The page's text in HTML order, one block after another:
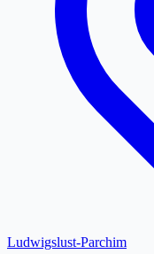
Ludwigslust-Parchim